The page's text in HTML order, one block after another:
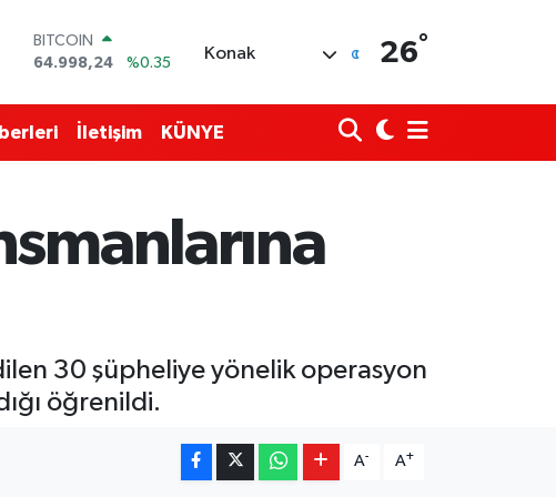
BITCOIN
64.998,24
%0.35
47,7436
%0.18
EURO
6660.55
%0.03
BİST100
Konak 26°
İletişim KÜNYE
30 şüpheliye yönelik operasyon
öğrenildi.
A- A+